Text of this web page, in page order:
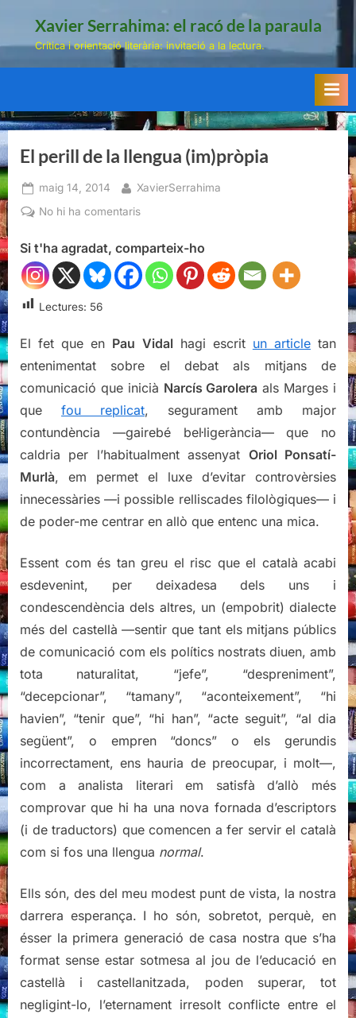
Xavier Serrahima: el racó de la paraula
Crítica i orientació literària: invitació a la lectura.
El perill de la llengua (im)pròpia
Posted
on
maig 14, 2014 By
XavierSerrahima
No hi ha comentarisa
perill
de
la
Si t'ha agradat, comparteix-ho
Lectures: 56
El fet que en Pau Vidal hagi escrit un articletan
entenimentat sobre el debat als mitjans de
comunicació que inicià Narcís Garolera als Marges i
que fou replicat, segurament amb major
contundència —gairebé bel·ligerància— que no
caldria per l’habitualment assenyat Oriol Ponsatí-
Murlà, em permet el luxe d’evitar controvèrsies
innecessàries —i possible relliscades filològiques— i
de poder-me centrar en allò que entenc una mica.
Essent com és tan greu el risc que el català acabi
esdevenint, per deixadesa dels uns i
condescendència dels altres, un (empobrit) dialecte
més del castellà —sentir que tant els mitjans públics
de comunicació com els polítics nostrats diuen, amb
tota naturalitat, “jefe”, “despreniment”,
“decepcionar”, “tamany”, “aconteixement”, “hi
havien”, “tenir que”, “hi han”, “acte seguit”, “al dia
següent”, o empren “doncs” o els gerundis
incorrectament, ens hauria de preocupar, i molt—,
com a analista literari em satisfà d’allò més
comprovar que hi ha una nova fornada d’escriptors
(i de traductors) que comencen a fer servir el català
com si fos una llengua normal.
Ells són, des del meu modest punt de vista, la nostra
darrera esperança. I ho són, sobretot, perquè, en
ésser la primera generació de casa nostra que s’ha
format sense estar sotmesa al jou de l’educació en
castellà i castellanitzada, poden superar, tot
negligint-lo, l’eternament irresolt conflicte entre el